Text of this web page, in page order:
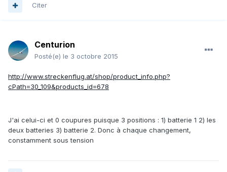
Citer
Centurion
Posté(e) le 3 octobre 2015
http://www.streckenflug.at/shop/product_info.php?
cPath=30_109&products_id=678
J'ai celui-ci et 0 coupures puisque 3 positions : 1) batterie 1 2) les
deux batteries 3) batterie 2. Donc à chaque changement,
constamment sous tension